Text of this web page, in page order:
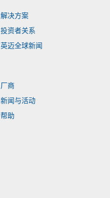
解决方案
投资者关系
英迈全球新闻
厂商
新闻与活动
帮助